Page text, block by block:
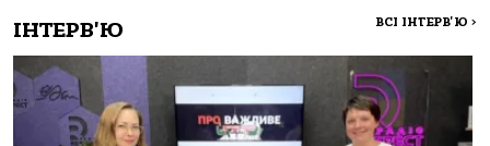
ІНТЕРВ'Ю ВСІ ІНТЕРВ'Ю >